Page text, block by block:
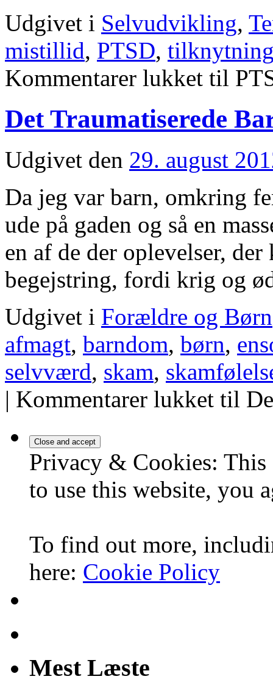
Udgivet i Selvudvikling,
mistillid, PTSD,
Kommentarer lukket til
Det Traumatiserede
Udgivet den 29. august
Da jeg var barn, omkring
ude på gaden og så en
en af de der oplevelser,
begejstring, fordi krig og
Udgivet i Forældre og Børn
afmagt, barndom, børn,
selvværd, skam,
| Kommentarer lukket til
Privacy & Cookies:
to use this website, you
To find out more,
here: Cookie Policy
Mest Læste